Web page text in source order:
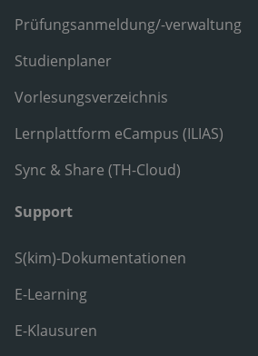
Prüfungsanmeldung/-verwaltung
Studienplaner
Vorlesungsverzeichnis
Lernplattform eCampus (ILIAS)
Sync & Share (TH-Cloud)
Support
S(kim)-Dokumentationen
E-Learning
E-Klausuren